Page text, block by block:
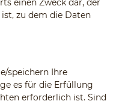
einen Zweck dar, der
zu dem die Daten
speichern Ihre
es für die Erfüllung
erforderlich ist. Sind